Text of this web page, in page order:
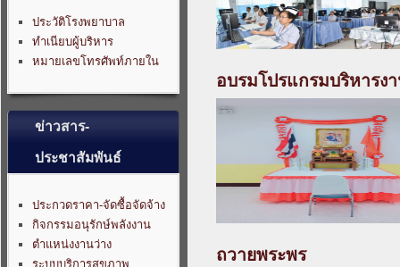
ประวัติโรงพยาบาล
ทำเนียบผู้บริหาร
หมายเลขโทรศัพท์ภายใน
ข่าวสาร-
ประชาสัมพันธ์
ประกวดราคา-จัดซื้อจัดจ้าง
กิจกรรมอนุรักษ์พลังงาน
ตำแหน่งงานว่าง
ระบบบริการสุขภาพ
อบรมโปรแกรมบริหารง
ถวายพระพร